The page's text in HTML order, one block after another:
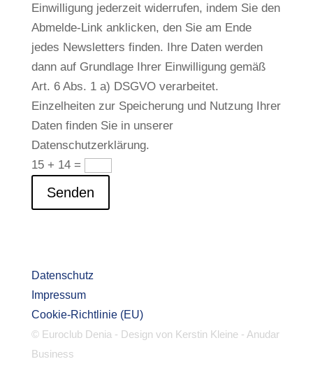
Einwilligung jederzeit widerrufen, indem Sie den
Abmelde-Link anklicken, den Sie am Ende
jedes Newsletters finden. Ihre Daten werden
dann auf Grundlage Ihrer Einwilligung gemäß
Art. 6 Abs. 1 a) DSGVO verarbeitet.
Einzelheiten zur Speicherung und Nutzung Ihrer
Daten finden Sie in unserer
Datenschutzerklärung.
15 + 14=
Senden
Datenschutz
Impressum
Cookie-Richtlinie (EU)
© Euroclub Denia - Design von Kerstin Kleine - Anudar
Business